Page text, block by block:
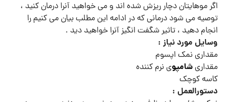
اگر موهایتان دچار ریزش شده اند و می خواهید آنرا درمان کنید ،
توصیه می شود درمانی که در ادامه این مطلب بیان می کنیم را
انجام دهید ، تاثیر شگفت انگیز آنرا خواهید دید .
وسایل مورد نیاز :
مقداری نمک اپسوم
مقداریشامپوی نرم کننده
کاسه کوچک
دستورالعمل :